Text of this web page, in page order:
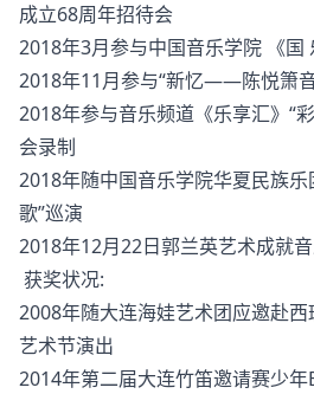
成立68周年招待会
2018年3月参与中国音乐学院 《国
2018年11月参与“新忆——陈悦箫
2018年参与音乐频道《乐享汇》“
会录制
2018年随中国音乐学院华夏民族乐
歌”巡演
2018年12月22日郭兰英艺术成就
获奖状况:
2008年随大连海娃艺术团应邀赴
艺术节演出
2014年第二届大连竹笛邀请赛少